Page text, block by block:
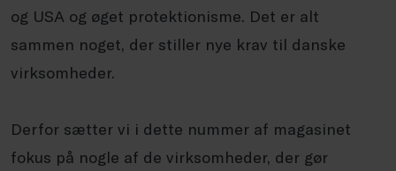
og USA og øget protektionisme. Det er alt
sammen noget, der stiller nye krav til danske
virksomheder.
Derfor sætter vi i dette nummer af magasinet
fokus på nogle af de virksomheder, der gør